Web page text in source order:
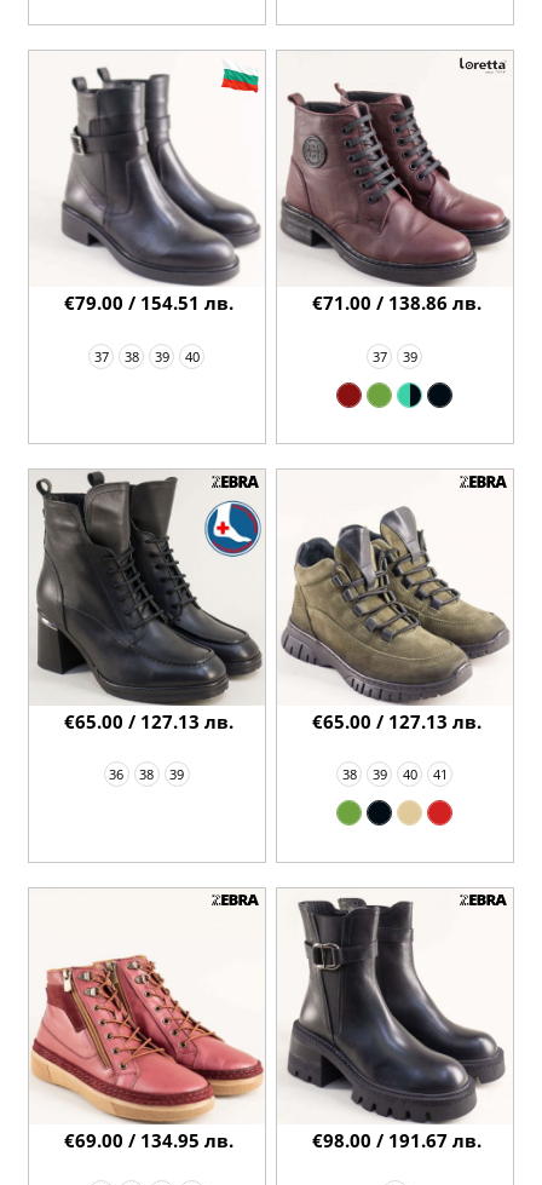
37 38 39 40
€79.00 / 154.51 лв.
37 39
€71.00 / 138.86 лв.
36 38 39
€65.00 / 127.13 лв.
38 39 40 41
€65.00 / 127.13 лв.
€69.00 / 134.95 лв. €98.00 / 191.67 лв.